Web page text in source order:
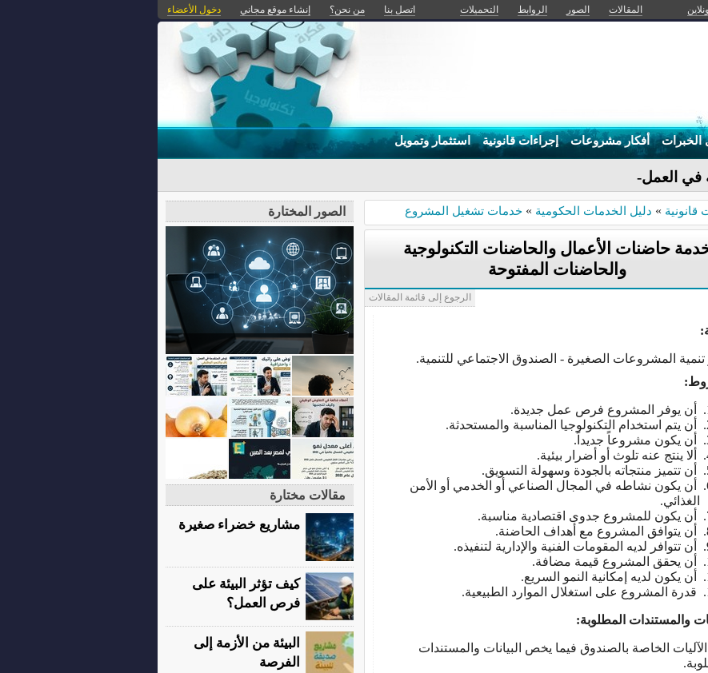
المقالات الصور الروابط التحميلات اتصل بنا من نحن؟ إنشاء موقع مجاني دخول الأعضاء
الخبرات أفكار مشروعات إجراءات قانونية استثمار وتمويل
في العمل والحياة
قانونية » دليل الخدمات الحكومية » خدمات تشغيل المشروع
حاضنات الأعمال والحاضنات التكنولوجية
والحاضنات المفتوحة
الرجوع إلى قائمة المقالات
تنمية المشروعات الصغيرة - الصندوق الاجتماعي للتنمية.
أن يوفر المشروع فرص عمل جديدة.
أن يتم استخدام التكنولوجيا المناسبة والمستحدثة.
أن يكون مشروعاً جديداً.
ألا ينتج عنه تلوث أو أضرار بيئية.
أن تتميز منتجاته بالجودة وسهولة التسويق.
أن يكون نشاطه في المجال الصناعي أو الخدمي أو الأمن
الغذائي.
أن يكون للمشروع جدوى اقتصادية مناسبة.
أن يتوافق المشروع مع أهداف الحاضنة.
أن تتوافر لديه المقومات الفنية والإدارية لتنفيذه.
أن يحقق المشروع قيمة مضافة.
أن يكون لديه إمكانية النمو السريع.
قدرة المشروع على استغلال الموارد الطبيعية.
والمستندات المطلوبة:
الآليات الخاصة بالصندوق فيما يخص البيانات والمستندات
الصور المختارة
مقالات مختارة
مشاريع خضراء صغيرة
كيف تؤثر البيئة على
فرص العمل؟
البيئة من الأزمة إلى
الفرصة